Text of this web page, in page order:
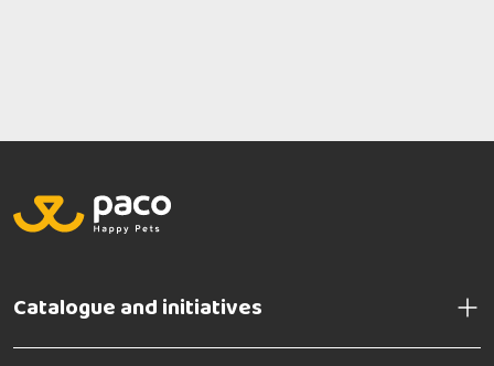
Catalogue and initiatives